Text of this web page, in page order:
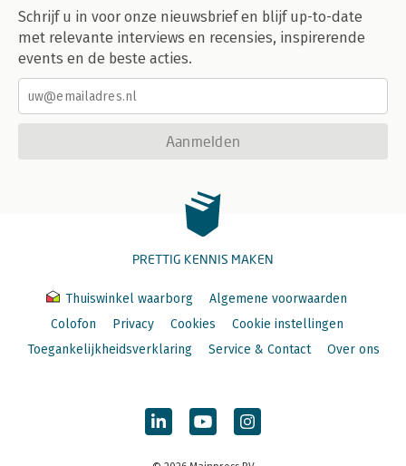
Schrijf u in voor onze nieuwsbrief en blijf up-to-date
met relevante interviews en recensies, inspirerende
events en de beste acties.
Aanmelden
PRETTIG KENNIS MAKEN
Thuiswinkel waarborg
Algemene voorwaarden
Colofon
Privacy Cookies
Cookie instellingen
Toegankelijkheidsverklaring
Service & Contact Over ons